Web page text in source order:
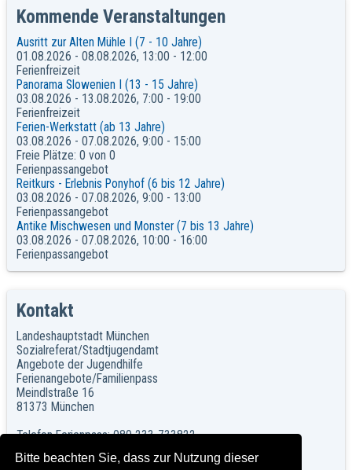
Bitte beachten Sie, dass zur Nutzung dieser
Kommende Veranstaltungen
Ausritt zur Alten Mühle I (7 - 10 Jahre)
01.08.2026 - 08.08.2026, 13:00 - 12:00
Ferienfreizeit
Panorama Slowenien I (13 - 15 Jahre)
03.08.2026 - 13.08.2026, 7:00 - 19:00
Ferienfreizeit
Ferien-Werkstatt (ab 13 Jahre)
03.08.2026 - 07.08.2026, 9:00 - 15:00
Freie Plätze: 0 von 0
Ferienpassangebot
Reitkurs - Erlebnis Ponyhof (6 bis 12 Jahre)
03.08.2026 - 07.08.2026, 9:00 - 13:00
Ferienpassangebot
Antike Mischwesen und Monster (7 bis 13 Jahre)
03.08.2026 - 07.08.2026, 10:00 - 16:00
Ferienpassangebot
Kontakt
Landeshauptstadt München
Sozialreferat/Stadtjugendamt
Angebote der Jugendhilfe
Ferienangebote/Familienpass
Meindlstraße 16
81373 München
Telefon Ferienpass: 089 233-733822
Telefon Familienpass: 089 233-733844
Telefon Ferienfreizeiten: 089 233-733833